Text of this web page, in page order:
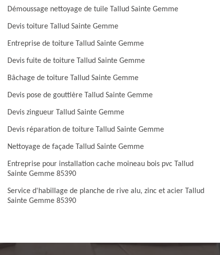
Démoussage nettoyage de tuile Tallud Sainte Gemme
Devis toiture Tallud Sainte Gemme
Entreprise de toiture Tallud Sainte Gemme
Devis fuite de toiture Tallud Sainte Gemme
Bâchage de toiture Tallud Sainte Gemme
Devis pose de gouttière Tallud Sainte Gemme
Devis zingueur Tallud Sainte Gemme
Devis réparation de toiture Tallud Sainte Gemme
Nettoyage de façade Tallud Sainte Gemme
Entreprise pour installation cache moineau bois pvc Tallud
Sainte Gemme 85390
Service d'habillage de planche de rive alu, zinc et acier Tallud
Sainte Gemme 85390